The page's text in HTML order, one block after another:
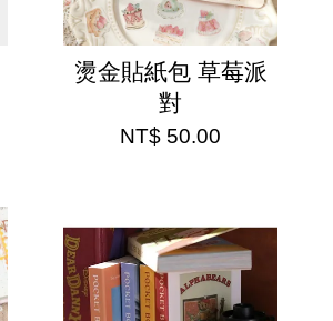
燙金貼紙包 草莓派
對
NT$ 50.00